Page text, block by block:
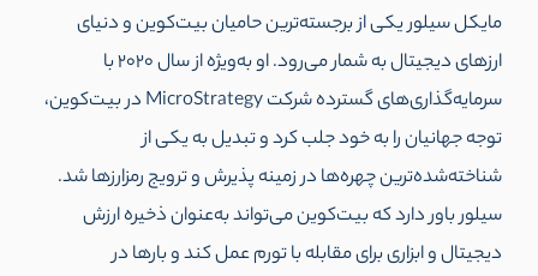
مایکل سیلور یکی از برجسته‌ترین حامیان بیت‌کوین و دنیای
ارزهای دیجیتال به شمار می‌رود. او به‌ویژه از سال ۲۰۲۰ با
سرمایه‌گذاری‌های گسترده شرکت MicroStrategy در بیت‌کوین،
توجه جهانیان را به خود جلب کرد و تبدیل به یکی از
شناخته‌شده‌ترین چهره‌ها در زمینه پذیرش و ترویج رمزارزها شد.
سیلور باور دارد که بیت‌کوین می‌تواند به‌عنوان ذخیره ارزش
دیجیتال و ابزاری برای مقابله با تورم عمل کند و بارها در